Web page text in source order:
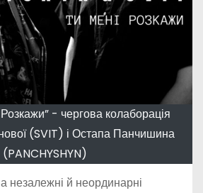
- чергова колаборація
(SVIT) і Остапа Панчишина
(PANCHYSHYN)
незалежні й неординарні